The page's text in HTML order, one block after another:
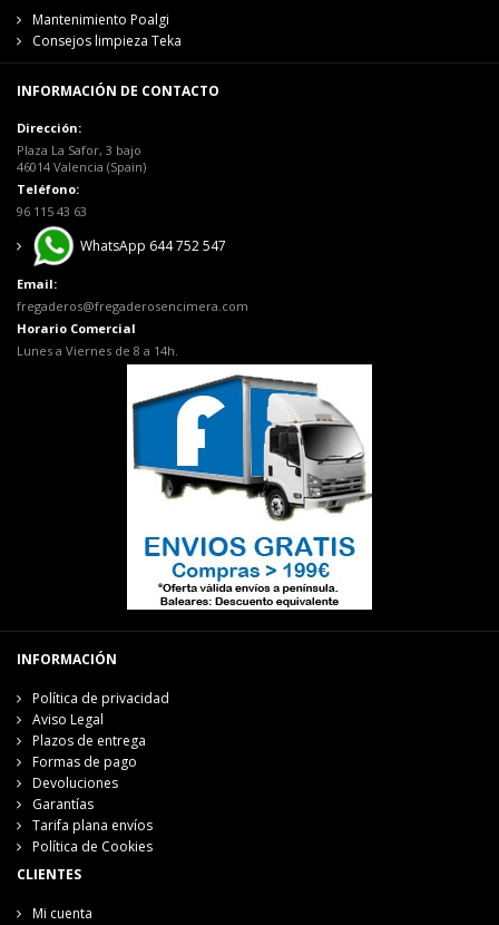
Mantenimiento Poalgi
Consejos limpieza Teka
INFORMACIÓN DE CONTACTO
Dirección:
Plaza La Safor, 3 bajo
46014 Valencia (Spain)
Teléfono:
96 115 43 63
WhatsApp 644 752 547
Email:
fregaderos@fregaderosencimera.com
Horario Comercial
Lunes a Viernes de 8 a 14h.
INFORMACIÓN
Política de privacidad
Aviso Legal
Plazos de entrega
Formas de pago
Devoluciones
Garantías
Tarifa plana envíos
Política de Cookies
CLIENTES
Mi cuenta